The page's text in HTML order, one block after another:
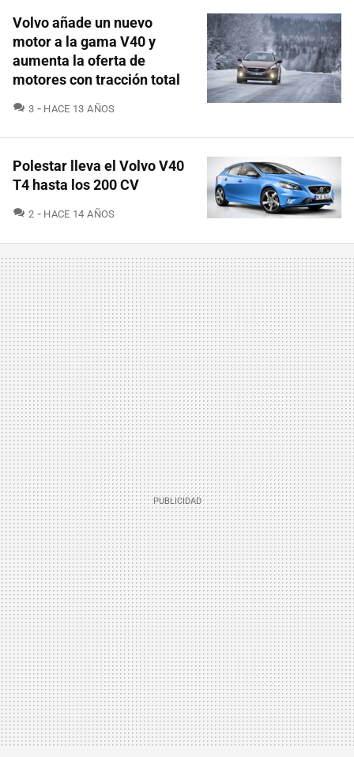
Volvo añade un nuevo
motor a la gama V40 y
aumenta la oferta de
motores con tracción total
3 COMENTARIOS
HACE 13 AÑOS
Polestar lleva el Volvo V40
T4 hasta los 200 CV
2 COMENTARIOS
HACE 14 AÑOS